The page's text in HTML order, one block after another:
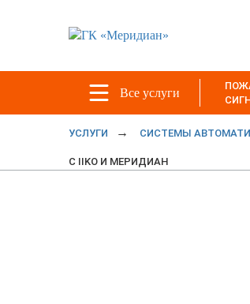
Все услуги
УСЛУГИ СИСТЕМЫ
С IIKO И МЕРИДИАН